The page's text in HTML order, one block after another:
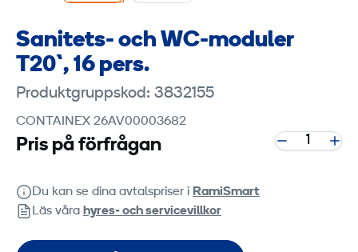
Sanitets- och WC-moduler
T20`, 16 pers.
Produktgruppskod: 3832155
CONTAINEX 26AV00003682
Pris på förfrågan
Du kan se dina avtalspriser i RamiSmart
Läs våra hyres‑ och servicevillkor